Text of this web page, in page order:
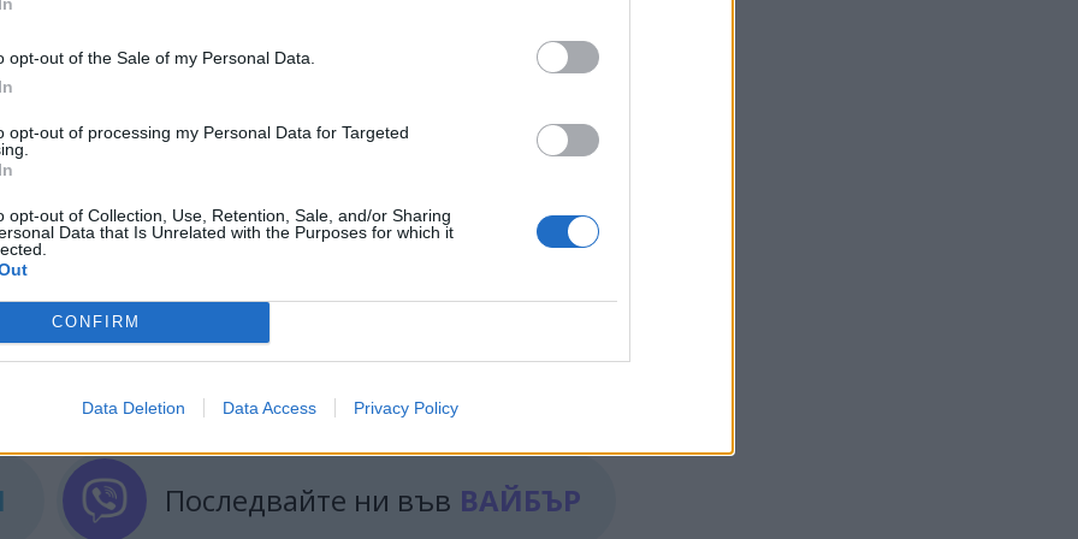
opt-out of the Sale of my Personal Data.
opt-out of processing my Personal Data for Targeted
opt-out of Collection, Use, Retention, Sale, and/or Sharing
Data that Is Unrelated with the Purposes for which it
CONFIRM
Data Deletion Data Access Privacy Policy
разширен списък с физически и юридически лица,
Очакванията савсеки момент той да стане
експерти основната цел на публикуването на
и дружества.
НОВИНИ »
Последвайте ни във ВАЙБЪР